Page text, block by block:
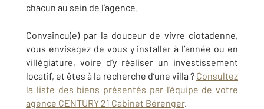
chacun au sein de l’agence.
Convaincu(e) par la douceur de vivre ciotadenne,
vous envisagez de vous y installer à l’année ou en
villégiature, voire d’y réaliser un investissement
locatif, et êtes à la recherche d’une villa ? Consultez
la liste des biens présentés par l'équipe de votre
agence CENTURY 21 Cabinet Bérenger.